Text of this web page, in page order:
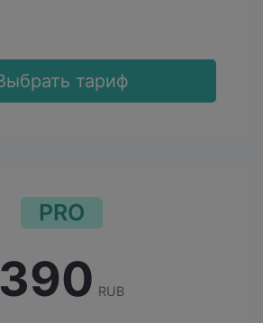
тариф
PRO
390 RUB